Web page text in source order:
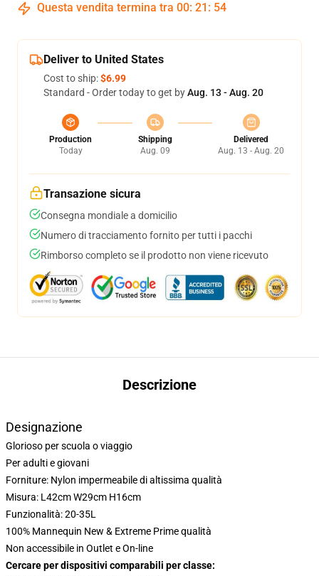
Questa vendita termina tra 00: 21 : 54
Deliver to United States
Cost to ship:$6.99
Standard - Order today to get byAug. 13 - Aug. 20
Production
Today
Shipping
Aug. 09
Delivered
Aug. 13 - Aug. 20
Transazione sicura
Consegna mondiale a domicilio
Numero di tracciamento fornito per tutti i pacchi
Rimborso completo se il prodotto non viene ricevuto
Descrizione
Designazione
Glorioso per scuola o viaggio
Per adulti e giovani
Forniture: Nylon impermeabile di altissima qualità
Misura: L42cm W29cm H16cm
Funzionalità: 20-35L
100% Mannequin New & Extreme Prime qualità
Non accessibile in Outlet e On-line
Cercare per dispositivi comparabili per classe: